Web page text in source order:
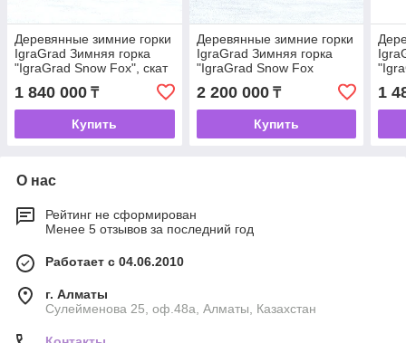
Деревянные зимние горки
IgraGrad Зимняя горка
"IgraGrad Snow Fox", скат
10 м, без окраски
1 840 000 ₸
Купить
Деревянные зимние горки
IgraGrad Зимняя горка
"IgraGrad Snow Fox
(Домик)", скат 10 м, без
окраски
2 200 000₸
Купить
1
О нас
Рейтинг не сформирован
Менее 5 отзывов за последний год
Работает с 04.06.2010
г. Алматы
Сулейменова 25, оф.48а, Алматы, Казахстан